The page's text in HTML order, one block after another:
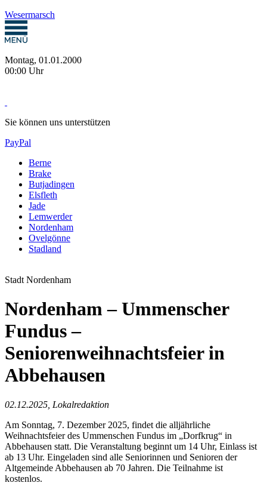
Wesermarsch
Montag, 01.01.2000
00:00 Uhr
Sie können uns unterstützen
PayPal
Berne
Brake
Butjadingen
Elsfleth
Jade
Lemwerder
Nordenham
Ovelgönne
Stadland
Stadt Nordenham
Nordenham – Ummenscher
Fundus –
Seniorenweihnachtsfeier in
Abbehausen
02.12.2025, Lokalredaktion
Am Sonntag, 7. Dezember 2025, findet die alljährliche
Weihnachtsfeier des Ummenschen Fundus im „Dorfkrug“ in
Abbehausen statt. Die Veranstaltung beginnt um 14 Uhr, Einlass ist
ab 13 Uhr. Eingeladen sind alle Seniorinnen und Senioren der
Altgemeinde Abbehausen ab 70 Jahren. Die Teilnahme ist
kostenlos.